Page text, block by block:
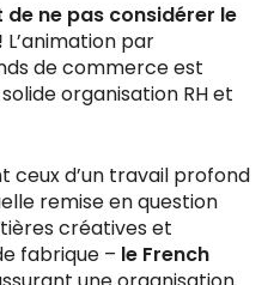
ne pas considérer le
L’animation par
de commerce est
organisation RH et
ceux d’un travail profond
remise en question
créatives et
fabrique – le French